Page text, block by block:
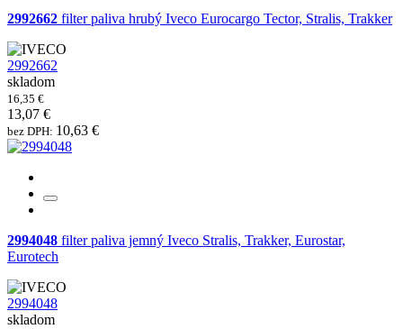
2992662 filter paliva hrubý Iveco Eurocargo Tector, Stralis, Trakker
2992662
skladom
16,35 €
13,07 €
bez DPH: 10,63 €
2994048 filter paliva jemný Iveco Stralis, Trakker, Eurostar,
Eurotech
2994048
skladom